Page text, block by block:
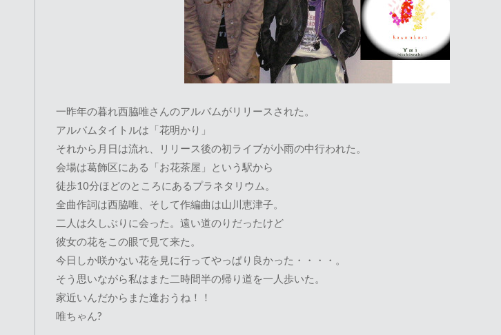
一昨年の暮れ西脇唯さんのアルバムがリリースされた。
アルバムタイトルは「花明かり」
それから月日は流れ、リリース後の初ライブが小雨の中行われた。
会場は葛飾区にある「お花茶屋」という駅から
徒歩10分ほどのところにあるプラネタリウム。
全曲作詞は西脇唯、そして作編曲は山川恵津子。
二人は久しぶりに会った。遠い道のりだったけど
彼女の花をこの眼で見て来た。
今日しか咲かない花を見に行ってやっぱり良かった・・・・。
そう思いながら私はまた二時間半の帰り道を一人歩いた。
家近いんだからまた逢おうね！！
唯ちゃん?